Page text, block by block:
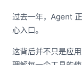
过去一年，Agent
心入口。
这背后并不只是应